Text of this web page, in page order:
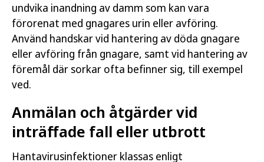
undvika inandning av damm som kan vara
förorenat med gnagares urin eller avföring.
Använd handskar vid hantering av döda gnagare
eller avföring från gnagare, samt vid hantering av
föremål där sorkar ofta befinner sig, till exempel
ved.
Anmälan och åtgärder vid
inträffade fall eller utbrott
Hantavirusinfektioner klassas enligt